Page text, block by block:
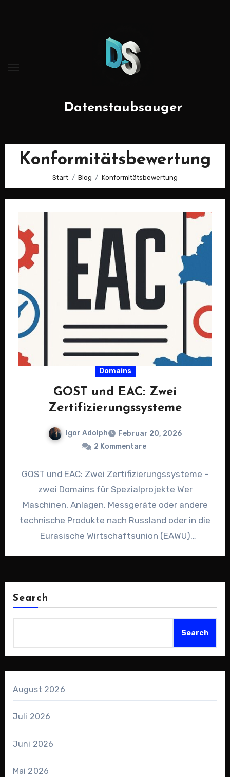
Datenstaubsauger
Konformitätsbewertung
Start Blog Konformitätsbewertung
Domains
GOST und EAC: Zwei
Zertifizierungssysteme
Igor Adolph
Februar 20, 2026
2 Kommentare
GOST und EAC: Zwei Zertifizierungssysteme –
zwei Domains für Spezialprojekte Wer
Maschinen, Anlagen, Messgeräte oder andere
technische Produkte nach Russland oder in die
Eurasische Wirtschaftsunion (EAWU)
Search
Search
August 2026
Juli 2026
Juni 2026
Mai 2026